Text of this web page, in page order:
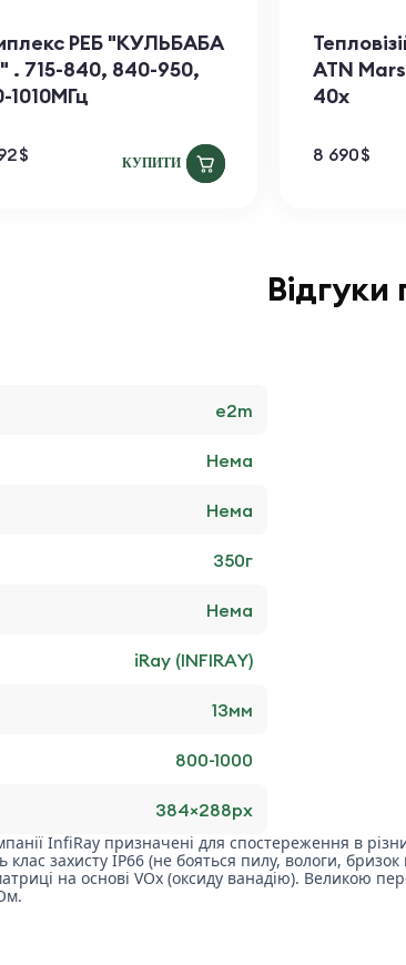
РЕБ "КУЛЬБАБА
. 715-840, 840-950,
1010МГц
$ КУПИТИ
ATN
40x
8 690$
e2m
Нема
Нема
350г
Нема
iRay (INFIRAY)
13мм
800-1000
384×288px
InfiRay призначені для спостереження в
захисту IP66 (не бояться пилу, вологи,
на основі VOx (оксиду ванадію). Великою